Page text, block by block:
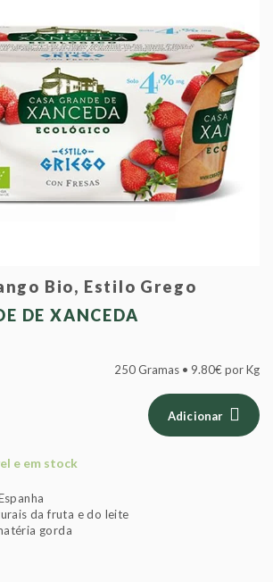
Bio, Estilo Grego
DE XANCEDA
250 Gramas • 9.80€ por Kg
Adicionar
e em stock
da fruta e do leite
gorda